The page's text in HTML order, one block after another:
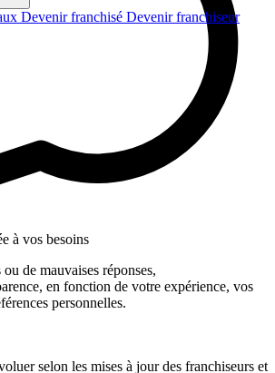
Devenir franchisé Devenir franchiseur
à vos besoins
de mauvaises réponses,
en fonction de votre expérience, vos
personnelles.
selon les mises à jour des franchiseurs et